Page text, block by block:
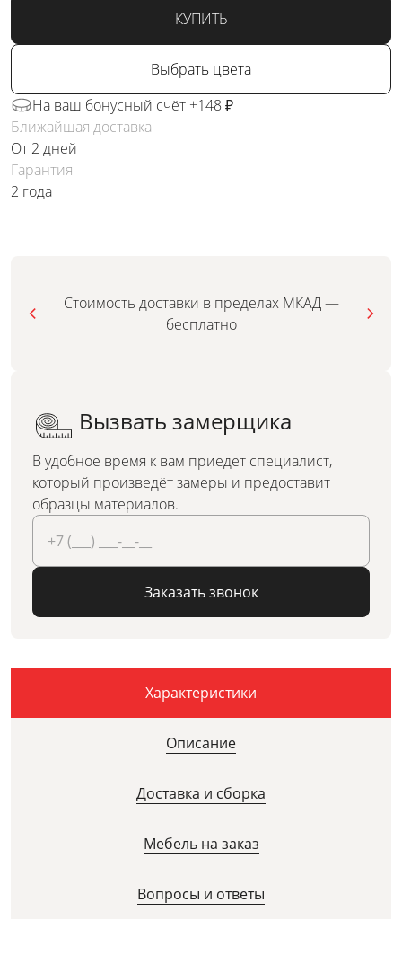
КУПИТЬ
Выбрать цвета
На ваш бонусный счёт +148 ₽
Ближайшая доставка
От 2 дней
Гарантия
2 года
Стоимость доставки в пределах МКАД —
бесплатно
Вызвать замерщика
В удобное время к вам приедет специалист,
который произведёт замеры и предоставит
образцы материалов.
Заказать звонок
Характеристики
Описание
Доставка и сборка
Мебель на заказ
Вопросы и ответы